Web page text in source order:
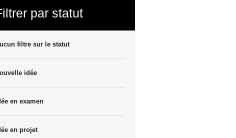
par statut
filtre sur le statut
idée
en examen
en projet